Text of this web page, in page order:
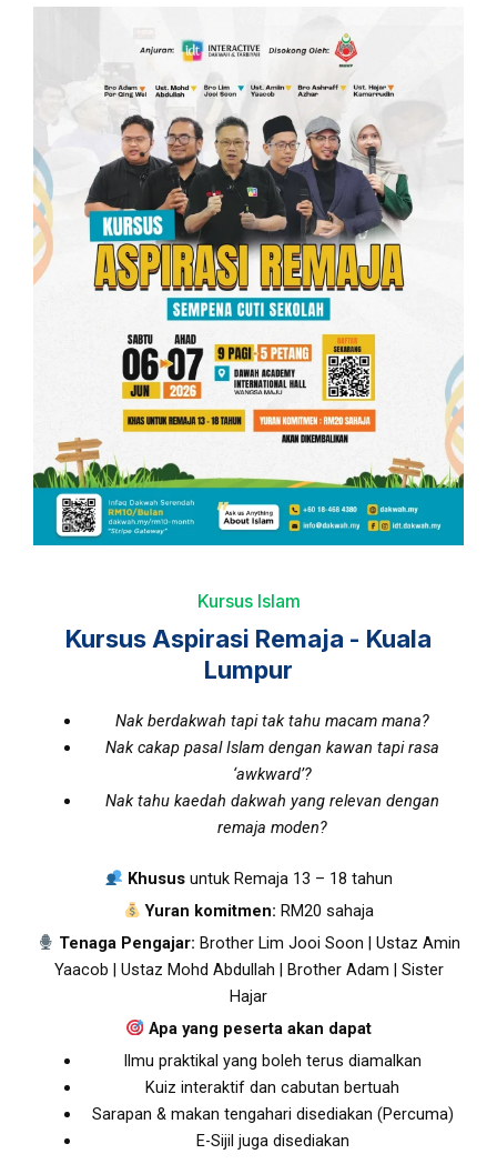
Kursus Islam
Kursus Aspirasi Remaja - Kuala
Lumpur​
Nak berdakwah tapi tak tahu macam mana?
Nak cakap pasal Islam dengan kawan tapi rasa
‘awkward’?
Nak tahu kaedah dakwah yang relevan dengan
remaja moden?
Khususuntuk Remaja 13 – 18 tahun
Yuran komitmen: RM20 sahaja
Tenaga Pengajar:Brother Lim Jooi Soon | Ustaz Amin
Yaacob | Ustaz Mohd Abdullah | Brother Adam | Sister
Hajar
Apa yang peserta akan dapat
Ilmu praktikal yang boleh terus diamalkan
Kuiz interaktif dan cabutan bertuah
Sarapan & makan tengahari disediakan (Percuma)
E-Sijil juga disediakan